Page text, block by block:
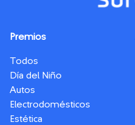
Premios
Todos
Día del Niño
Autos
Electrodomésticos
Estética